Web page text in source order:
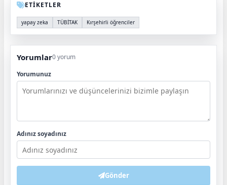
ETİKETLER
yapay zeka TÜBİTAK Kırşehirli öğrenciler
Yorumlar0 yorum
Yorumunuz
Adınız soyadınız
Gönder